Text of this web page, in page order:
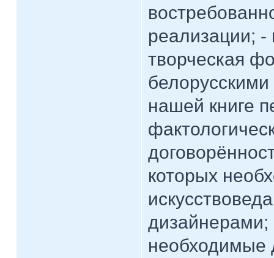
реализации;
творческая
нашей книге
которых
дизайнерами;
необходимые